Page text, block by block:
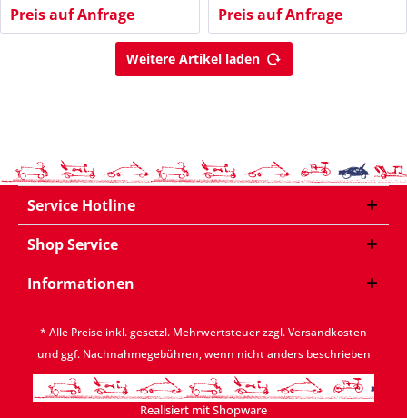
Preis auf Anfrage Preis auf Anfrage
Weitere Artikel laden
Service Hotline
Shop Service
Informationen
* Alle Preise inkl. gesetzl. Mehrwertsteuer zzgl.Versandkosten
und ggf. Nachnahmegebühren, wenn nicht anders beschrieben
Realisiert mit Shopware